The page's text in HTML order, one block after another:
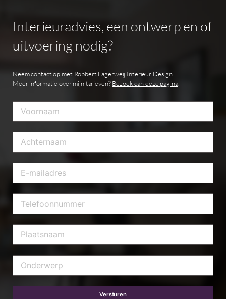
Interieuradvies, een ontwerpen of
uitvoering nodig?
Neem contact op met Robbert Lagerweij Interieur Design.
Meer informatie over mijn tarieven?Bezoek dan deze pagina.
Versturen